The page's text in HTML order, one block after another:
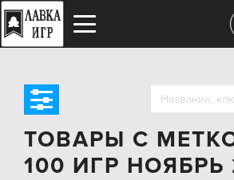
ТОВАРЫ С
100 ИГР НОЯБРЬ